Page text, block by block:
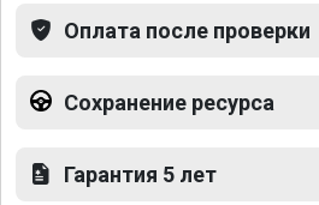
Оплата после проверки
Сохранение ресурса
Гарантия 5 лет